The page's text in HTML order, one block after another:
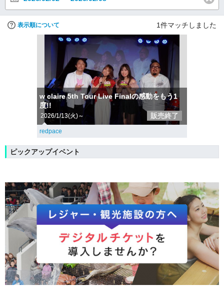
表示順について 1件マッチしました
w claire 5th Tour Live Finalの感動をもう1
度!!
2026/1/13(火)～ 販売終了
redpace
ピックアップイベント